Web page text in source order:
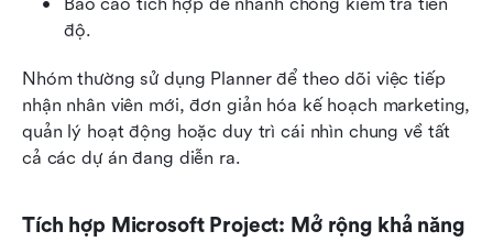
độ.
Nhóm thường sử dụng Planner để theo dõi việc tiếp
nhận nhân viên mới, đơn giản hóa kế hoạch marketing,
quản lý hoạt động hoặc duy trì cái nhìn chung về tất
cả các dự án đang diễn ra.
Tích hợp Microsoft Project: Mở rộng khả năng